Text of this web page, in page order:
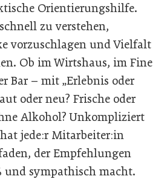
Orientierungshilfe.
zu verstehen,
vorzuschlagen und Vielfalt
Ob im Wirtshaus, im Fine
Bar – mit „Erlebnis oder
oder neu? Frische oder
Alkohol? Unkompliziert
hat jede:r Mitarbeiter:in
der Empfehlungen
und sympathisch macht.